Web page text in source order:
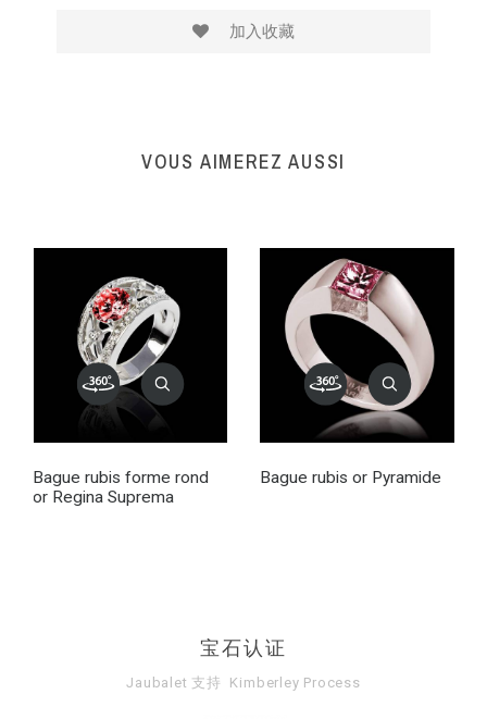
加入收藏
VOUS AIMEREZ AUSSI
Bague rubis forme rond
or Regina Suprema
Bague rubis or Pyramide
宝石认证
Jaubalet 支持 Kimberley Process